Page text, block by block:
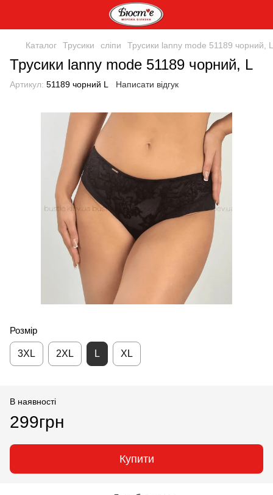
Каталог Трусики сліпи Трусики lanny mode 51189 чорний, L
Трусики lanny mode 51189 чорний, L
Артикул: 51189 чорний L Написати відгук
Розмір
3XL 2XL L XL
В наявності
299грн
Купити